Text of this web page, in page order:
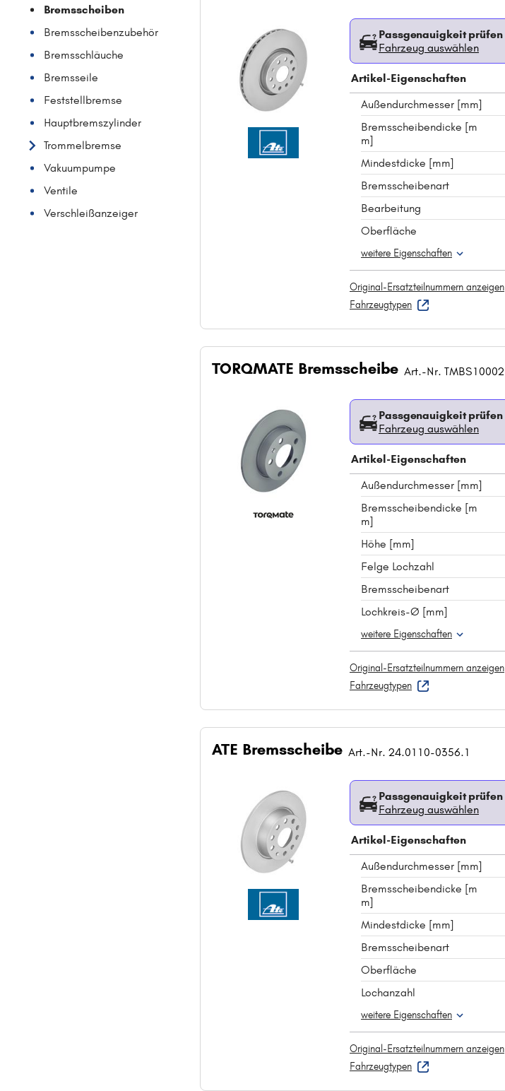
Bremsscheiben
Bremsscheibenzubehör
Bremsschläuche
Bremsseile
Feststellbremse
Hauptbremszylinder
Trommelbremse
Vakuumpumpe
Ventile
Verschleißanzeiger
Passgenauigkeit prüfen
Fahrzeug auswählen
Artikel-Eigenschaften
Außendurchmesser [mm]
Bremsscheibendicke [m
m]
Mindestdicke [mm]
Bremsscheibenart
Bearbeitung
Oberfläche
weitere Eigenschaften
Original-Ersatzteilnummern anzeigen
Fahrzeugtypen
TORQMATE Bremsscheibe Art.-Nr. TMBS10002
Passgenauigkeit prüfen
Fahrzeug auswählen
Artikel-Eigenschaften
Außendurchmesser [mm]
Bremsscheibendicke [m
m]
Höhe [mm]
Felge Lochzahl
Bremsscheibenart
Lochkreis-Ø [mm]
weitere Eigenschaften
Original-Ersatzteilnummern anzeigen
Fahrzeugtypen
ATE Bremsscheibe Art.-Nr. 24.0110-0356.1
Passgenauigkeit prüfen
Fahrzeug auswählen
Artikel-Eigenschaften
Außendurchmesser [mm]
Bremsscheibendicke [m
m]
Mindestdicke [mm]
Bremsscheibenart
Oberfläche
Lochanzahl
weitere Eigenschaften
Original-Ersatzteilnummern anzeigen
Fahrzeugtypen